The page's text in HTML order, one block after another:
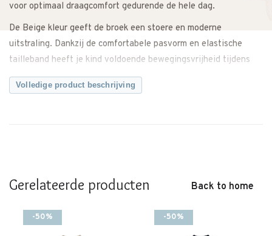
voor optimaal draagcomfort gedurende de hele dag.
De Beige kleur geeft de broek een stoere en moderne
uitstraling. Dankzij de comfortabele pasvorm en elastische
tailleband heeft je kind voldoende bewegingsvrijheid tijdens
school, spelen en andere dagelijkse momenten.
Makkelijk te combineren met een T-shirt, sweater of blouse
Twijfel je over de maat? Neem gerust contact met ons op. We
juiste maat bestelt.
Volledige product beschrijving
Gerelateerde producten Back to home
-50% -50%